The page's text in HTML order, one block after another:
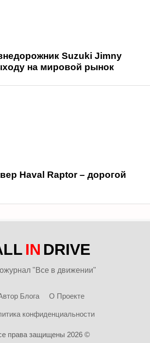
Suzuki Jimny
на мировой рынок
Haval Raptor – дорогой
IN DRIVE
"Все в движении"
Блога О Проекте
конфиденциальности
права защищены 2026 ©